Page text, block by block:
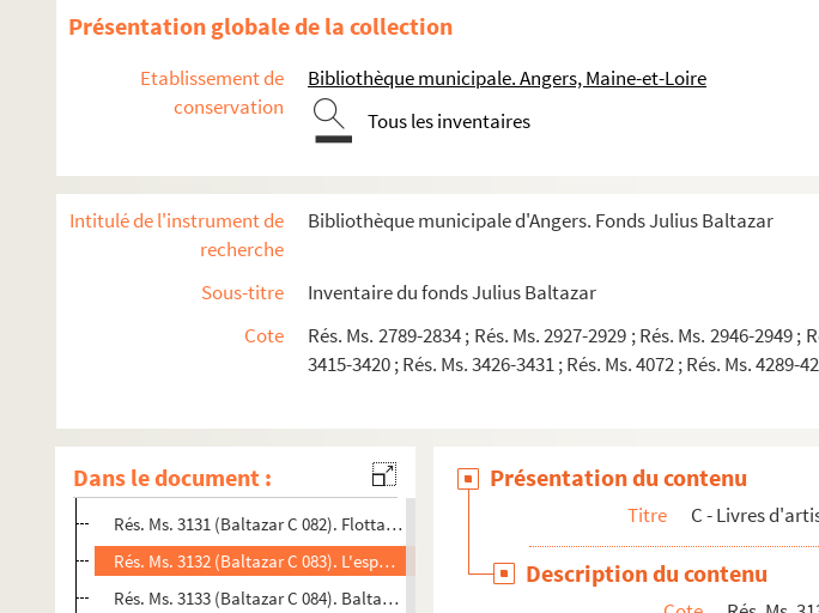
Présentation globale de la collection
Etablissement de
conservation
Bibliothèque municipale. Angers, Maine-et-Loire
Tous les inventaires
Intitulé de l'instrument de
recherche
Bibliothèque municipale d'Angers. Fonds Julius Baltazar
Sous-titre
Inventaire du fonds Julius Baltazar
Cote
Rés. Ms. 2789-2834 ; Rés. Ms. 2927-2929 ; Rés. Ms. 2946-2949 ;
3415-3420 ; Rés. Ms. 3426-3431 ; Rés. Ms. 4072 ; Rés. Ms. 4289-
Dans le document :
Rés. Ms. 3042 (Baltazar C 069). Gaminerie !
Rés. Ms. 3043 (Baltazar C 070). Pour J. P. S.[S. l. n.]
Rés. Ms. 3044 (Baltazar C 071). La ligne d'Arcanga[S. l.]
Rés. Ms. 3046 (Baltazar C 073). FrigilianaMonticello
Rés. Ms. 3047 (Baltazar C 074). La nuit aztèque[S. l.]
Rés. Ms. 3048 (Baltazar C 075). Jours tranquilles à Calibishi[S. l.]
Rés. Ms. 3049 (Baltazar C 076). Au fil du temps[S. l. n.]
Rés. Ms. 3050 (Baltazar C 077). Prose du temps qui passe et ne passe pasMonticello
Rés. Ms. 3051 (Baltazar C 078). Ce monde sans finMontréal
Rés. Ms. 3129 (Baltazar C 080). The most faithful presenceMonticello
Rés. Ms. 3130 (Baltazar C 081). FluctuationVesseaux
Rés. Ms. 3131 (Baltazar C 082). FlottationVesseaux
Rés. Ms. 3132 (Baltazar C 083). L'espace en fêteVesseaux
Rés. Ms. 3133 (Baltazar C 084). BaltazurVesseaux
Présentation du contenu
Titre C - Livres
Description du contenu